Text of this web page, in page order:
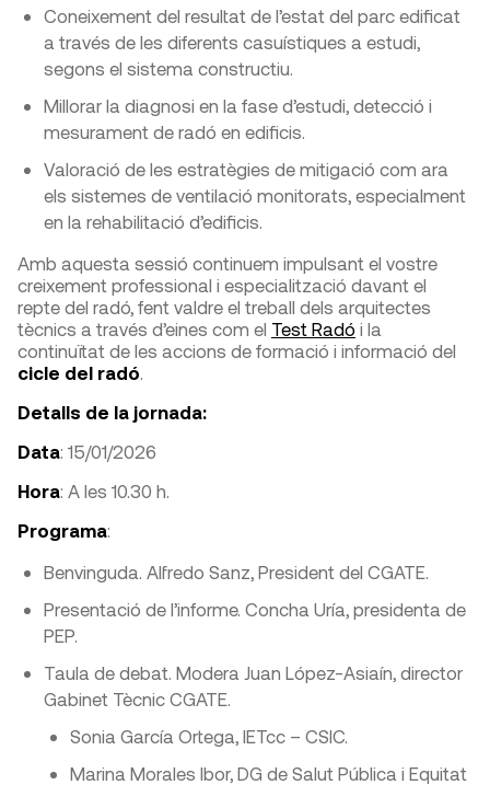
Coneixement del resultat de l’estat del parc edificat
a través de les diferents casuístiques a estudi,
segons el sistema constructiu.
Millorar la diagnosi en la fase d’estudi, detecció i
mesurament de radó en edificis.
Valoració de les estratègies de mitigació com ara
els sistemes de ventilació monitorats, especialment
en la rehabilitació d’edificis.
Amb aquesta sessió continuem impulsant el vostre
creixement professional i especialització davant el
repte del radó, fent valdre el treball dels arquitectes
tècnics a través d’eines com el Test Radó i la
continuïtat de les accions de formació i informació del
cicle del radó
Detalls de la jornada:
Data: 15/01/2026
Hora: A les 10.30 h.
Programa:
Benvinguda. Alfredo Sanz, President del CGATE.
Presentació de l’informe. Concha Uría, presidenta de
PEP.
Taula de debat. Modera Juan López-Asiaín, director
Gabinet Tècnic CGATE.
Sonia García Ortega, IETcc – CSIC.
Marina Morales Ibor, DG de Salut Pública i Equitat